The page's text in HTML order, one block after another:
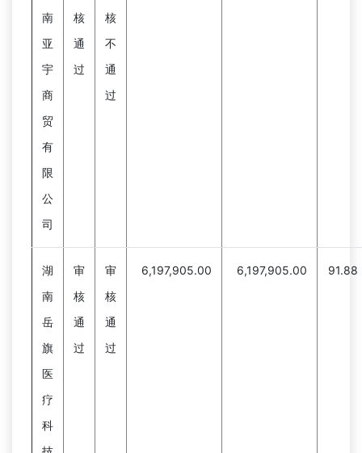
南
亚
宇
商
贸
有
限
公
司
核
通
过
核
不
通
过
湖
南
岳
旗
医
疗
科
审
核
通
过
审
核
通
过
6,197,905.00 6,197,905.00 91.88